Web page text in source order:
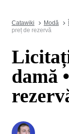
Catawiki Modă
preț de rezervă
damă